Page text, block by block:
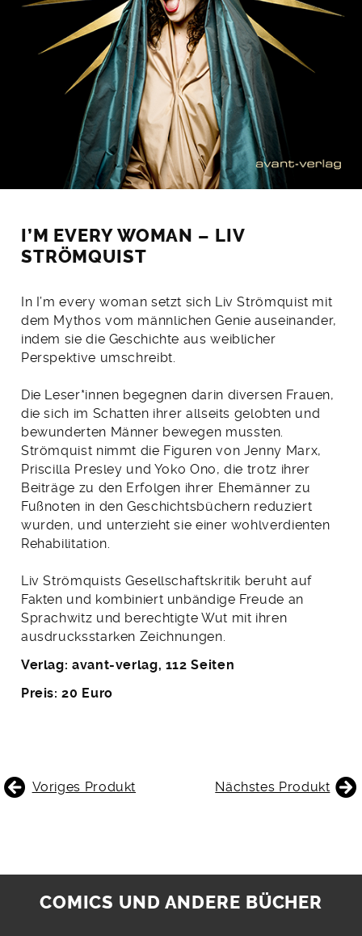
I’M EVERY WOMAN – LIV
STRÖMQUIST
In I’m every woman setzt sich Liv Strömquist mit
dem Mythos vom männlichen Genie auseinander,
indem sie die Geschichte aus weiblicher
Perspektive umschreibt.
Die Leser*innen begegnen darin diversen Frauen,
die sich im Schatten ihrer allseits gelobten und
bewunderten Männer bewegen mussten.
Strömquist nimmt die Figuren von Jenny Marx,
Priscilla Presley und Yoko Ono, die trotz ihrer
Beiträge zu den Erfolgen ihrer Ehemänner zu
Fußnoten in den Geschichtsbüchern reduziert
wurden, und unterzieht sie einer wohlverdienten
Rehabilitation.
Liv Strömquists Gesellschaftskritik beruht auf
Fakten und kombiniert unbändige Freude an
Sprachwitz und berechtigte Wut mit ihren
ausdrucksstarken Zeichnungen.
Verlag: avant-verlag, 112 Seiten
Preis: 20 Euro
BEITRAGSNAVIGATION
Voriges Produkt Nächstes Produkt
COMICS UND ANDERE BÜCHER